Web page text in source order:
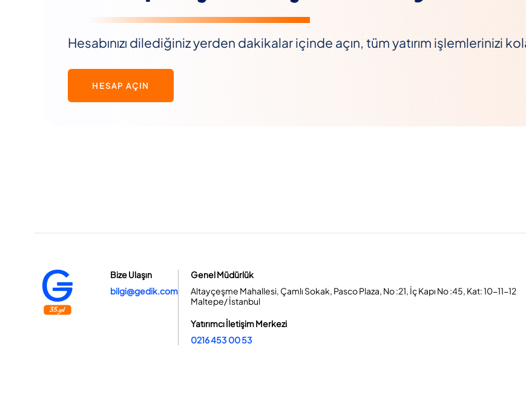
Hesabınızı dilediğiniz yerden dakikalar içinde açın, tüm yatırım işlemlerinizi
HESAP AÇIN
Bize Ulaşın
bilgi@gedik.com
Genel Müdürlük
Altayçeşme Mahallesi, Çamlı Sokak, Pasco Plaza, No :21, İç Kapı No :45, Kat: 10-11-12
Maltepe/ İstanbul
Yatırımcı İletişim Merkezi
0216 453 00 53